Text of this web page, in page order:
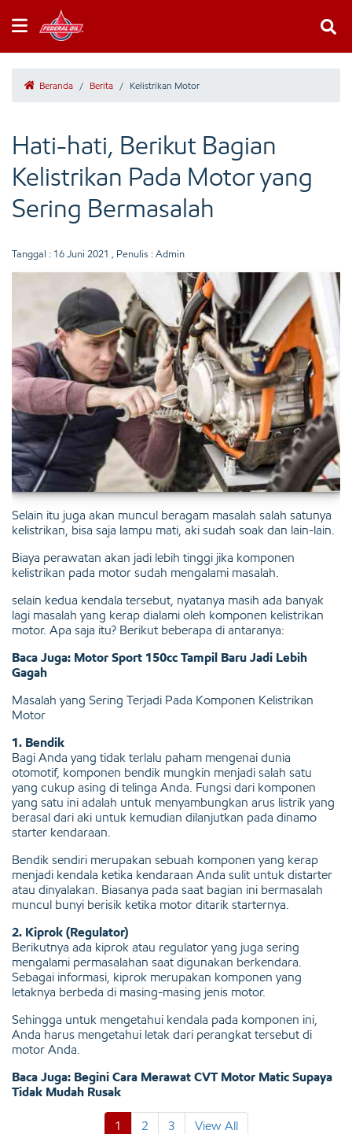
Beranda / Berita / Kelistrikan Motor
Hati-hati, Berikut Bagian
Kelistrikan Pada Motor yang
Sering Bermasalah
Tanggal : 16 Juni 2021 , Penulis : Admin
Selain itu juga akan muncul beragam masalah salah satunya
kelistrikan, bisa saja lampu mati, aki sudah soak dan lain-lain.
Biaya perawatan akan jadi lebih tinggi jika komponen
kelistrikan pada motor sudah mengalami masalah.
selain kedua kendala tersebut, nyatanya masih ada banyak
lagi masalah yang kerap dialami oleh komponen kelistrikan
motor. Apa saja itu? Berikut beberapa di antaranya:
Baca Juga: Motor Sport 150cc Tampil Baru Jadi Lebih
Gagah
Masalah yang Sering Terjadi Pada Komponen Kelistrikan
Motor
1. Bendik
Bagi Anda yang tidak terlalu paham mengenai dunia
otomotif, komponen bendik mungkin menjadi salah satu
yang cukup asing di telinga Anda. Fungsi dari komponen
yang satu ini adalah untuk menyambungkan arus listrik yang
berasal dari aki untuk kemudian dilanjutkan pada dinamo
starter kendaraan.
Bendik sendiri merupakan sebuah komponen yang kerap
menjadi kendala ketika kendaraan Anda sulit untuk distarter
atau dinyalakan. Biasanya pada saat bagian ini bermasalah
muncul bunyi berisik ketika motor ditarik starternya.
2. Kiprok (Regulator)
Berikutnya ada kiprok atau regulator yang juga sering
mengalami permasalahan saat digunakan berkendara.
Sebagai informasi, kiprok merupakan komponen yang
letaknya berbeda di masing-masing jenis motor.
Sehingga untuk mengetahui kendala pada komponen ini,
Anda harus mengetahui letak dari perangkat tersebut di
motor Anda.
Baca Juga: Begini Cara Merawat CVT Motor Matic Supaya
Tidak Mudah Rusak
1 2 3 View All